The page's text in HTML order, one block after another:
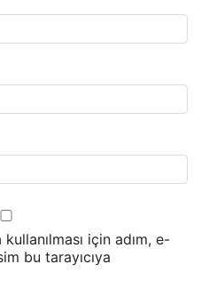
için adım, e-
bu tarayıcıya